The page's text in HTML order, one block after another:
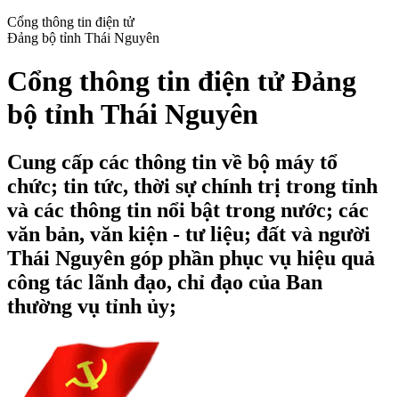
Cổng thông tin điện tử
Đảng bộ tỉnh Thái Nguyên
Cổng thông tin điện tử Đảng
bộ tỉnh Thái Nguyên
Cung cấp các thông tin về bộ máy tổ
chức; tin tức, thời sự chính trị trong tỉnh
và các thông tin nổi bật trong nước; các
văn bản, văn kiện - tư liệu; đất và người
Thái Nguyên góp phần phục vụ hiệu quả
công tác lãnh đạo, chỉ đạo của Ban
thường vụ tỉnh ủy;